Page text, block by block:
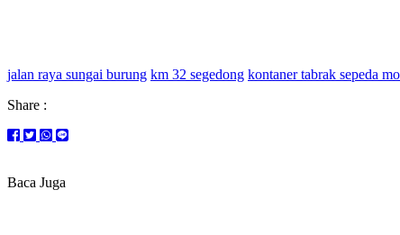
jalan raya sungai burung km 32 segedong kontaner tabrak sepeda
Share :
Baca Juga